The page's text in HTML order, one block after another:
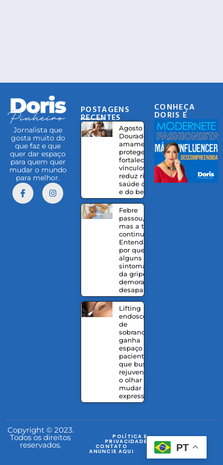
Jornalista que
gosta muito do
que faz e que
quer dar espaço
para quem quer
mudar o mundo
para melhor.
POSTAGENS
RECENTES
Agosto
Dourado:
amamentação
protege,
fortalece
vínculos e
reduz riscos à
saúde da mãe
e do bebê
Febre
passou,
mas a tosse
continua?
Entenda
por que
alguns
sintomas
da gripe
demoram a
desaparecer
Lifting
endoscópico
de
sobrancelhas
ganha
espaço entre
pacientes
que buscam
rejuvenescer
o olhar sem
mudar a
expressão
CONHEÇA
DORIS E
EQUIPE
Copyright © 2023.
Todos os direitos
reservados.
POLÍTICA E
PRIVACIDADE
CONTATO
ANUNCIE AQUI PT